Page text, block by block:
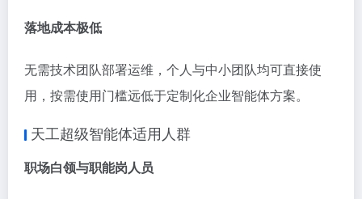
落地成本极低
无需技术团队部署运维，个人与中小团队均可直接使
用，按需使用门槛远低于定制化企业智能体方案。
天工超级智能体适用人群
职场白领与职能岗人员